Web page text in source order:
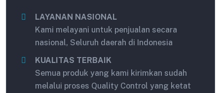
LAYANAN NASIONAL
Kami melayani untuk penjualan secara
nasional, Seluruh daerah di Indonesia
KUALITAS TERBAIK
Semua produk yang kami kirimkan sudah
melalui proses Quality Control yang ketat